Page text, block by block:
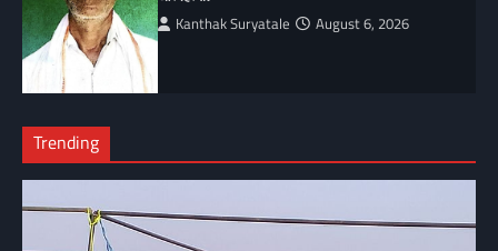
Kanthak Suryatale August 6, 2026
Trending